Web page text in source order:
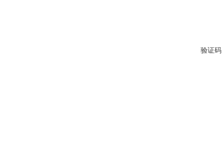
验证码